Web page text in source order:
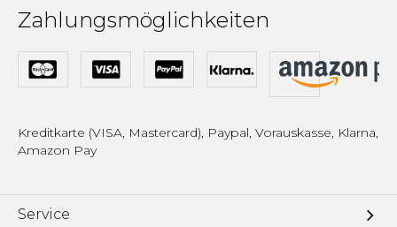
Zahlungsmöglichkeiten
Kreditkarte (VISA, Mastercard), Paypal, Vorauskasse, Klarna,
Amazon Pay
Service